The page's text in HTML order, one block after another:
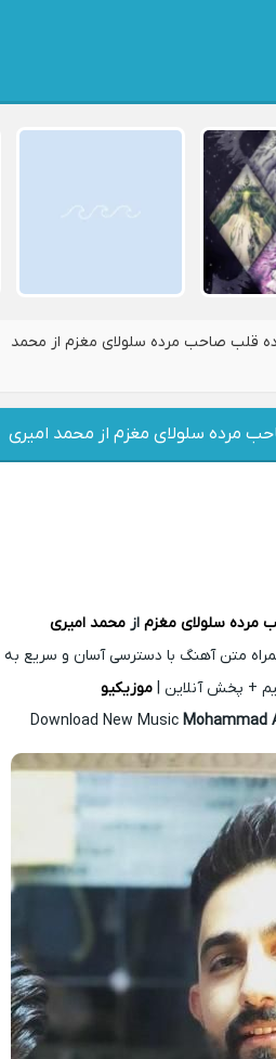
قلب صاحب مرده سلولای مغزم از محمد
مرده سلولای مغزم از محمد امیری
سلولای مغزم از محمد امیری
متن آهنگ با دسترسی آسان و سریع به
+ پخش آنلاین |موزیکیو
Download New MusicMohammad